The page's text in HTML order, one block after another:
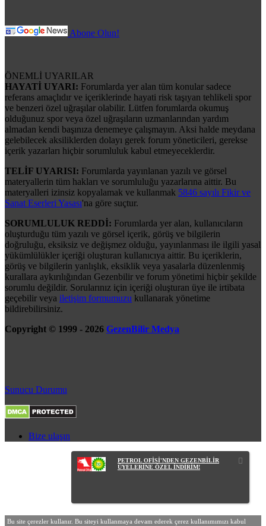
Abone Olun!
ÖNEMLİ UYARILAR
HAYATİ UYARI: Forumlarda yer alan tüm konular sadece
referans amaçlıdır ve içeriklerinde hayati risk taşıyan tehlikeli spor
ve benzeri özel uğraşılar olabilir. Lütfen forumlarda okumuş
olduğunuz spor veya özel uğraşıların uzmanlarından yardım
almadan kendi başınıza denemeye çalışmayın. Aksi halde meydana
gelebilecek aksiliklerden dolayı gerek forum yöneticileri, gerekse
içerik yazarları hiçbir sorumluluk kabul etmeyeceklerdir.
TELİF UYARISI: Forumlarda yayınlanan yazılı ve görsel
materyallerin tüm hakları ve sorumluluğu yazarlarına aittir. Bu
materyalleri izinsiz kopyalamak ve kullanmak 5846 sayılı Fikir ve
Sanat Eserleri Yasası'na göre suçtur.
SORUMLULUK REDDİ: Forumlarda yer alan, kullanıcıların
oluşturduğu tüm yazılı ve görsel içerik, görüş ve bilgilerin
doğruluğu, eksiksiz ve değişmez olduğu, yayınlanması ile ilgili yasal
yükümlülükler içeriği oluşturan kullanıcıya aittir. Bu içeriklerin,
görüş ve bilgilerin yanlışlık, eksiklik veya yasalarla düzenlenmiş
kurallara aykırılığından Gezenbilir ve forum yönetimi hiçbir şekilde
sorumlu değildir. Sorularınız için içeriği oluşturan üye ile irtibata
geçebilir veya iletişim formumuzu kullanarak yönetime
bildirebilirsiniz.
Copyright © 1999 - 2026 GezenBilir Medya
Sunucu Durumu
Bize ulaşın
PETROL OFİSİ'NDEN GEZENBİLİR
ÜYELERİNE ÖZEL İNDİRİM!
Bu site çerezler kullanır. Bu siteyi kullanmaya devam ederek çerez kullanımımızı kabul